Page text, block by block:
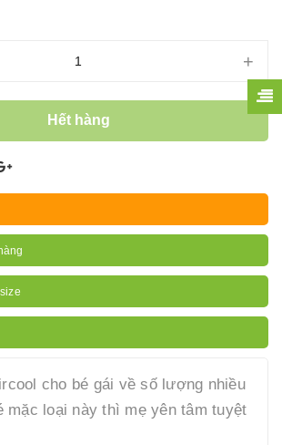
+
Hết hàng
cho bé gái về số lượng nhiều
mặc loại này thì mẹ yên tâm tuyệt